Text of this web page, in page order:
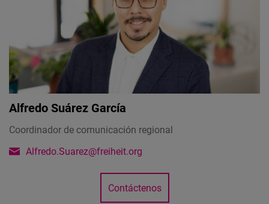
Alfredo Suárez García
Coordinador de comunicación regional
Alfredo.Suarez@freiheit.org
Contáctenos